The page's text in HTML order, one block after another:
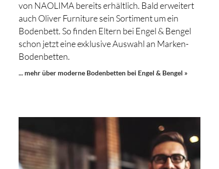
von NAOLIMA bereits erhältlich. Bald erweitert
auch Oliver Furniture sein Sortiment um ein
Bodenbett. So finden Eltern bei Engel & Bengel
schon jetzt eine exklusive Auswahl an Marken-
Bodenbetten.
... mehr über moderne Bodenbetten bei Engel & Bengel »